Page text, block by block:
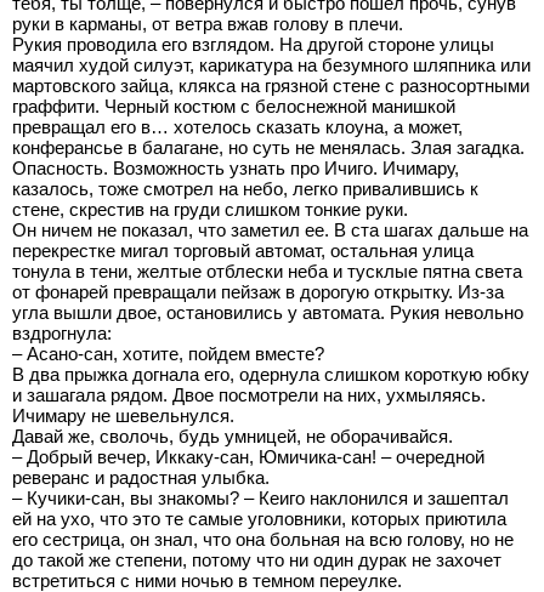
руки в карманы, от ветра вжав голову в плечи.
Рукия проводила его взглядом. На другой стороне улицы
маячил худой силуэт, карикатура на безумного шляпника или
мартовского зайца, клякса на грязной стене с разносортными
граффити. Черный костюм с белоснежной манишкой
превращал его в… хотелось сказать клоуна, а может,
конферансье в балагане, но суть не менялась. Злая загадка.
Опасность. Возможность узнать про Ичиго. Ичимару,
казалось, тоже смотрел на небо, легко привалившись к
стене, скрестив на груди слишком тонкие руки.
Он ничем не показал, что заметил ее. В ста шагах дальше на
перекрестке мигал торговый автомат, остальная улица
тонула в тени, желтые отблески неба и тусклые пятна света
от фонарей превращали пейзаж в дорогую открытку. Из-за
угла вышли двое, остановились у автомата. Рукия невольно
вздрогнула:
– Асано-сан, хотите, пойдем вместе?
В два прыжка догнала его, одернула слишком короткую юбку
и зашагала рядом. Двое посмотрели на них, ухмыляясь.
Ичимару не шевельнулся.
Давай же, сволочь, будь умницей, не оборачивайся.
– Добрый вечер, Иккаку-сан, Юмичика-сан! – очередной
реверанс и радостная улыбка.
– Кучики-сан, вы знакомы? – Кеиго наклонился и зашептал
ей на ухо, что это те самые уголовники, которых приютила
его сестрица, он знал, что она больная на всю голову, но не
до такой же степени, потому что ни один дурак не захочет
встретиться с ними ночью в темном переулке.